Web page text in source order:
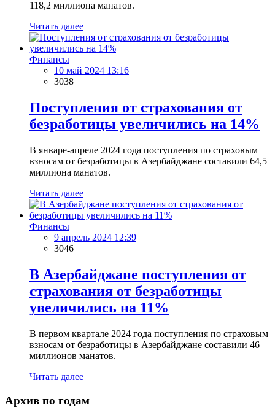
118,2 миллиона манатов.
Читать далее
Финансы
10 май 2024 13:16
3038
Поступления от страхования от
безработицы увеличились на 14%
В январе-апреле 2024 года поступления по страховым
взносам от безработицы в Азербайджане составили 64,5
миллиона манатов.
Читать далее
Финансы
9 апрель 2024 12:39
3046
В Азербайджане поступления от
страхования от безработицы
увеличились на 11%
В первом квартале 2024 года поступления по страховым
взносам от безработицы в Азербайджане составили 46
миллионов манатов.
Читать далее
Архив по годам